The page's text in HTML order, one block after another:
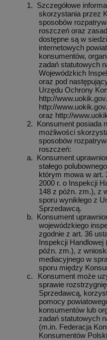
1. Szczegółowe
skorzystania przez
sposobów
roszczeń oraz
dostępne są w
internetowych
konsumentów,
zadań statutowych
Wojewódzkich
oraz pod
Urzędu Ochrony
http://
http://
oraz http://
2. Konsument posiada
możliwości
sposobów
roszczeń:
a. Konsument
stałego
którym mowa w art.
2000 r. o Inspekcji
148 z późn. zm.), z
sporu wynikłego z
Sprzedawcą.
b. Konsument
wojewódzkiego
zgodnie z art. 36
Inspekcji Handlowej
późn. zm.), z
mediacyjnego w
sporu między
c.
Konsument może
sprawie
Sprzedawcą,
pomocy
konsumentów lub
zadań statutowych
(m.in. Federacja
Konsumentów